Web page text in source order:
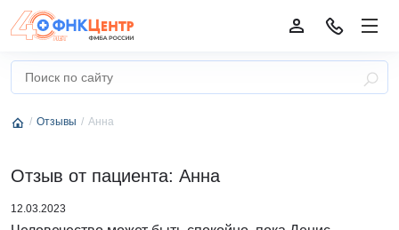
Отзывы Анна
Отзыв от пациента: Анна
12.03.2023